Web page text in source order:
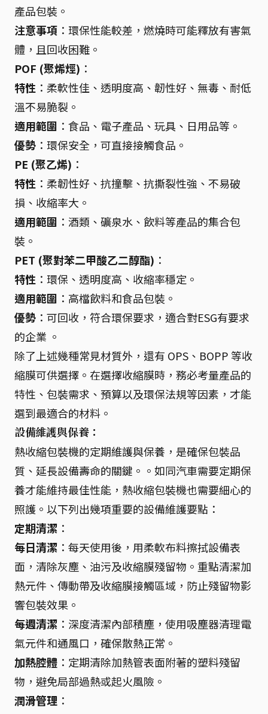
產品包裝。
注意事項 ：環保性能較差，燃燒時可能釋放有害氣
體，且回收困難。
POF (聚烯烴) ：
特性 ：柔軟性佳、透明度高、韌性好、無毒、耐低
溫不易脆裂。
適用範圍 ：食品、電子產品、玩具、日用品等。
優勢 ：環保安全，可直接接觸食品。
PE (聚乙烯) ：
特性 ：柔韌性好、抗撞擊、抗撕裂性強、不易破
損、收縮率大。
適用範圍 ：酒類、礦泉水、飲料等產品的集合包
裝。
PET (聚對苯二甲酸乙二醇酯) ：
特性 ：環保、透明度高、收縮率穩定。
適用範圍 ：高檔飲料和食品包裝。
優勢 ：可回收，符合環保要求，適合對ESG有要求
的企業 。
除了上述幾種常見材質外，還有 OPS、BOPP 等收
縮膜可供選擇。在選擇收縮膜時，務必考量產品的
特性、包裝需求、預算以及環保法規等因素，才能
選到最適合的材料。
設備維護與保養：
熱收縮包裝機的定期維護與保養，是確保包裝品
質、延長設備壽命的關鍵。。如同汽車需要定期保
養才能維持最佳性能，熱收縮包裝機也需要細心的
照護。以下列出幾項重要的設備維護要點：
定期清潔 ：
每日清潔 ：每天使用後，用柔軟布料擦拭設備表
面，清除灰塵、油污及收縮膜殘留物。重點清潔加
熱元件、傳動帶及收縮膜接觸區域，防止殘留物影
響包裝效果。
每週清潔 ：深度清潔內部積塵，使用吸塵器清理電
氣元件和通風口，確保散熱正常。
加熱腔體 ：定期清除加熱管表面附著的塑料殘留
物，避免局部過熱或起火風險。
潤滑管理 ：